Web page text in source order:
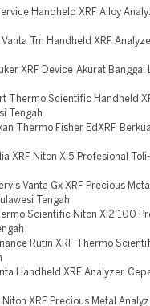
Handheld XRF Alloy
Tm Handheld XRF
XRF Device Akurat Banggai
Thermo Scientific Handheld
Tengah
Thermo Fisher EdXRF
XRF Niton Xl5 Profesional
Vanta Gx XRF Precious
Tengah
Scientific Niton Xl2 100
Rutin XRF Thermo
Handheld XRF Analyzer
XRF Precious Metal